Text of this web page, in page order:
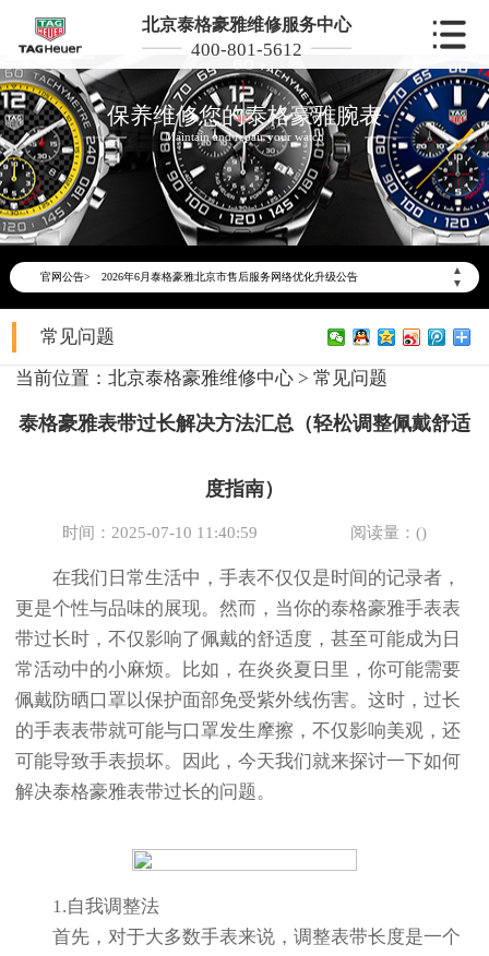
北京泰格豪雅维修服务中心
400-801-5612
保养维修您的泰格豪雅腕表
Maintain and repair your watch
官网公告>
▲
▼
2026年6月泰格豪雅北京市售后服务网络优化升级公告
2026年6月北京市泰格豪雅官方售后客户服务热线：400-801-5612
2026年6月泰格豪雅售后服务中心最新网点地址：
北京市朝阳区建国门外大街甲6号华熙国际中心D座11层1102室泰格豪雅售后服务中心（需提前预约）
常见问题
当前位置： 北京泰格豪雅维修中心 > 常见问题
泰格豪雅表带过长解决方法汇总（轻松调整佩戴舒适
度指南）
时间：2025-07-10 11:40:59 阅读量：()
在我们日常生活中，手表不仅仅是时间的记录者，
更是个性与品味的展现。然而，当你的泰格豪雅手表表
带过长时，不仅影响了佩戴的舒适度，甚至可能成为日
常活动中的小麻烦。比如，在炎炎夏日里，你可能需要
佩戴防晒口罩以保护面部免受紫外线伤害。这时，过长
的手表表带就可能与口罩发生摩擦，不仅影响美观，还
可能导致手表损坏。因此，今天我们就来探讨一下如何
解决泰格豪雅表带过长的问题。
1.自我调整法
首先，对于大多数手表来说，调整表带长度是一个